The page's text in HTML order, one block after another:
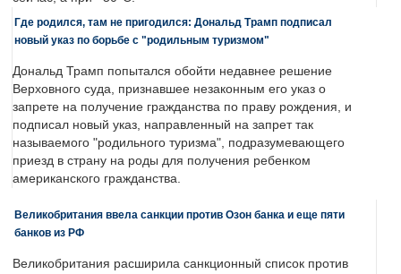
Где родился, там не пригодился: Дональд Трамп подписал
новый указ по борьбе с "родильным туризмом"
Дональд Трамп попытался обойти недавнее решение
Верховного суда, признавшее незаконным его указ о
запрете на получение гражданства по праву рождения, и
подписал новый указ, направленный на запрет так
называемого "родильного туризма", подразумевающего
приезд в страну на роды для получения ребенком
американского гражданства.
Великобритания ввела санкции против Озон банка и еще пяти
банков из РФ
Великобритания расширила санкционный список против